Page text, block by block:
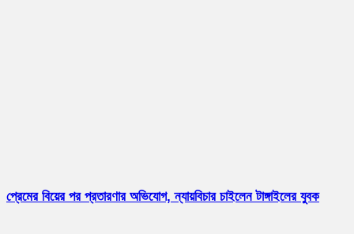
প্রেমের বিয়ের পর প্রতারণার অভিযোগ, ন্যায়বিচার চাইলেন টাঙ্গাইলের যুবক